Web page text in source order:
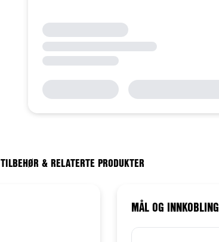
TILBEHØR & RELATERTE PRODUKTER
MÅL OG INNKOBLING